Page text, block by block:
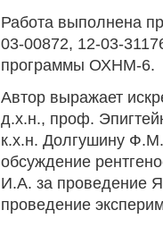
Работа выполнена
03-00872, 12-03-
программы ОХНМ-6.
Автор выражает
д.х.н., проф.
к.х.н. Долгушину
обсуждение
И.А. за проведение
проведение